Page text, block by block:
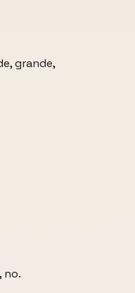
grande,
no.